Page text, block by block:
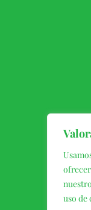
uso de